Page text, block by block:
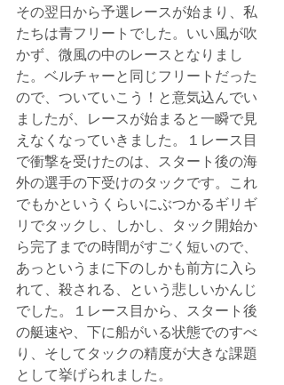
その翌日から予選レースが始まり、私
たちは青フリートでした。いい風が吹
かず、微風の中のレースとなりまし
た。ベルチャーと同じフリートだった
ので、ついていこう！と意気込んでい
ましたが、レースが始まると一瞬で見
えなくなっていきました。１レース目
で衝撃を受けたのは、スタート後の海
外の選手の下受けのタックです。これ
でもかというくらいにぶつかるギリギ
リでタックし、しかし、タック開始か
ら完了までの時間がすごく短いので、
あっというまに下のしかも前方に入ら
れて、殺される、という悲しいかんじ
でした。１レース目から、スタート後
の艇速や、下に船がいる状態でのすべ
り、そしてタックの精度が大きな課題
として挙げられました。